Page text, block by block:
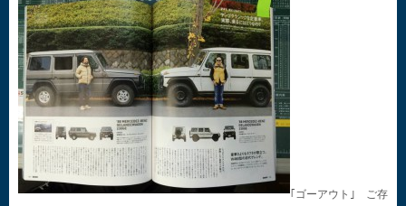
｢ゴーアウト｣ ご存